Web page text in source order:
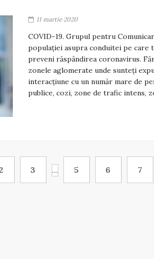
11 martie 2020
COVID-19. Grupul pentru
populației asupra conduitei pe care
preveni răspândirea coronavirus.
zonele aglomerate unde sunteți
interacțiune cu un număr mare de
publice, cozi, zone de trafic
3 … 5 6 7